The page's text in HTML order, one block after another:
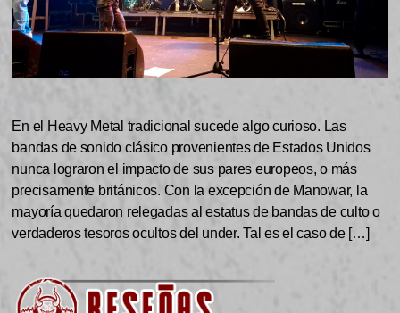
En el Heavy Metal tradicional sucede algo curioso. Las
bandas de sonido clásico provenientes de Estados Unidos
nunca lograron el impacto de sus pares europeos, o más
precisamente británicos. Con la excepción de Manowar, la
mayoría quedaron relegadas al estatus de bandas de culto o
verdaderos tesoros ocultos del under. Tal es el caso de […]